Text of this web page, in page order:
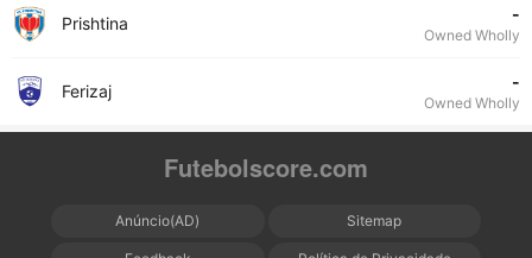
Prishtina -
Owned Wholly
Ferizaj -
Owned Wholly
Futebolscore.com
Anúncio(AD) Sitemap